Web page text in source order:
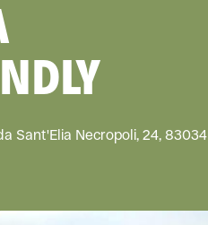
Sant'Elia Necropoli, 24, 83034